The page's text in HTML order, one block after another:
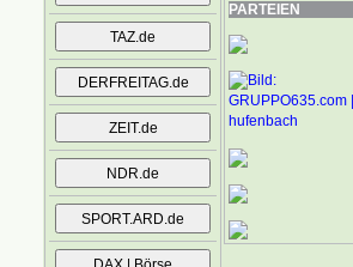
PARTEIEN